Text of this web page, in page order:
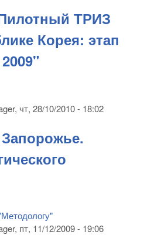
ТРИЗ
Корея: этап
, чт, 28/10/2010 - 18:02
, пт, 11/12/2009 - 19:06